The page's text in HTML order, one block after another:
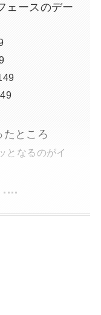
ェースのデー
ところ
となるのがイ